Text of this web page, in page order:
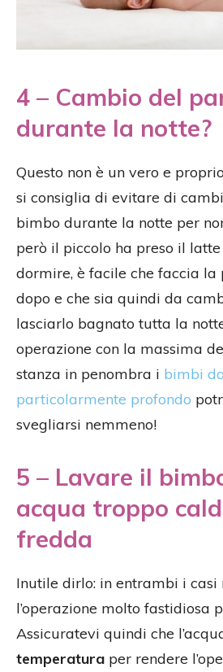
4 – Cambio del
durante la notte?
Questo non è un vero e
si consiglia di evitare di
bimbo durante la notte per
però il piccolo ha preso il
dormire, è facile che faccia la
dopo e che sia quindi da
lasciarlo bagnato tutta la
operazione con la massima
stanza in penombra i bimbi
particolarmente profondo
svegliarsi nemmeno!
5 – Lavare il
acqua troppo
fredda
Inutile dirlo: in entrambi i casi
l’operazione molto fastidiosa
Assicuratevi quindi che
temperatura per rendere